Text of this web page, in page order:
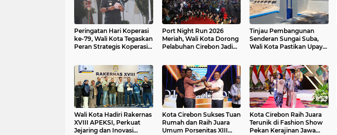
Peringatan Hari Koperasi
ke-79, Wali Kota Tegaskan
Peran Strategis Koperasi
Port Night Run 2026
Meriah, Wali Kota Dorong
Pelabuhan Cirebon Jadi
Tinjau Pembangunan
Senderan Sungai Suba,
Wali Kota Pastikan Upaya
Wali Kota Hadiri Rakernas
XVIII APEKSI, Perkuat
Jejaring dan Inovasi
Kota Cirebon Sukses Tuan
Rumah dan Raih Juara
Umum Porsenitas XIII
Kota Cirebon Raih Juara
Terunik di Fashion Show
Pekan Kerajinan Jawa